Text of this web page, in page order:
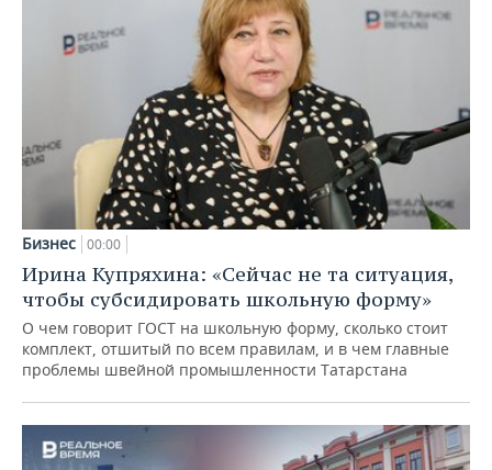
Бизнес 00:00
Ирина Купряхина: «Сейчас не та ситуация,
чтобы субсидировать школьную форму»
О чем говорит ГОСТ на школьную форму, сколько стоит
комплект, отшитый по всем правилам, и в чем главные
проблемы швейной промышленности Татарстана